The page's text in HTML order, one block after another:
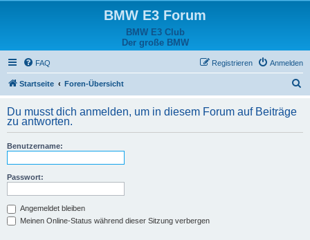
BMW E3 Forum
BMW E3 Club
Der große BMW
FAQ Anmelden
Registrieren
Startseite Foren-Übersicht
h
Du musst dich anmelden, um in diesem Forum auf Beiträge
zu antworten.
Benutzername:
Passwort:
Angemeldet bleiben
Meinen Online-Status während dieser Sitzung verbergen